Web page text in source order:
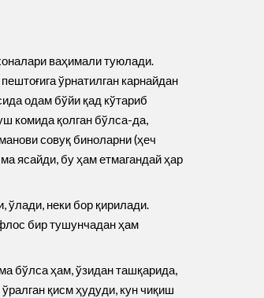
ваҳимали туюлади.
ўрнатилган карнайдан
одам бўйи қад кўтариб
комида қолган бўлса-да,
совуқ биноларни (ҳеч
ясайди, бу ҳам етмагандай ҳар
ўлади, неки бор қирилади.
бир тушунчадан ҳам
бўлса ҳам, ўзидан ташқарида,
қисм ҳудуди, кун чиқиш